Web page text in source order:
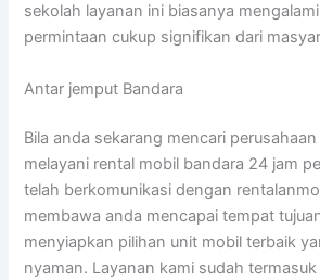
sekolah layanan ini biasanya
permintaan cukup signifikan dari
Antar jemput Bandara
Bila anda sekarang mencari
melayani rental mobil bandara 24 jam
telah berkomunikasi dengan
membawa anda mencapai tempat
menyiapkan pilihan unit mobil terbaik
nyaman. Layanan kami sudah